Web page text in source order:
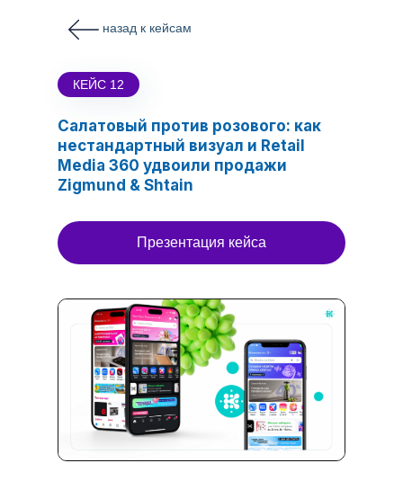
назад к кейсам
Салатовый против розового: как
нестандартный визуал и Retail
Media 360 удвоили продажи
Zigmund & Shtain
КЕЙС 12
Презентация кейса